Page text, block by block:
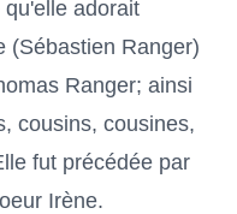
adorait
(Sébastien Ranger)
Ranger; ainsi
cousins, cousines,
fut précédée par
Irène.